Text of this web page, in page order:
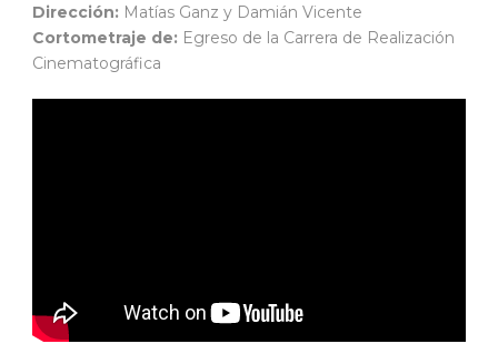
Dirección: Matías Ganz y Damián Vicente
Cortometraje de: Egreso de la Carrera de Realización
Cinematográfica